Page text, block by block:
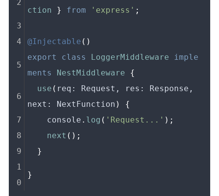
ction } from 'express' ;
@Injectable ()
export
class LoggerMiddleware
imple
ments
NestMiddleware {
use ( req: Request, res: Response,
next: NextFunction ) {
console . log ( 'Request...' );
next ();
  }
}